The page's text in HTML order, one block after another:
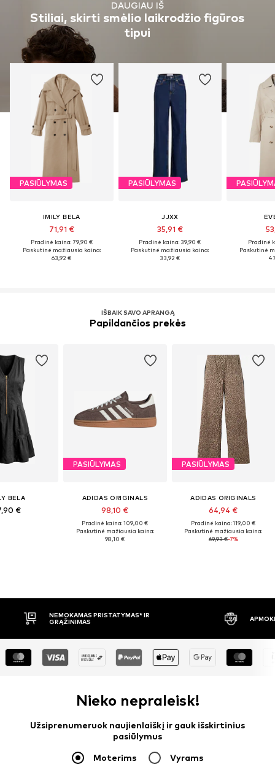
DAUGIAU IŠ
Stiliai, skirti smėlio laikrodžio figūros
tipui
PASIŪLYMAS
IMILY BELA
71,91 €
Pradinė kaina: 79,90 €
Paskutinė mažiausia kaina:
63,92 €
PASIŪLYMAS
JJXX
35,91 €
Pradinė kaina: 39,90 €
Paskutinė mažiausia kaina:
33,92 €
Pradinė
Paskutinė
IŠBAIK SAVO APRANGĄ
Papildančios prekės
BELA
€
PASIŪLYMAS
ADIDAS ORIGINALS
98,10 €
Pradinė kaina: 109,00 €
Paskutinė mažiausia kaina:
98,10 €
PASIŪLYMAS
ADIDAS ORIGINALS
64,94 €
Pradinė kaina: 119,00 €
Paskutinė mažiausia kaina:
69,93 €-7%
APMOKĖJIMAS PRISTAČIUS 30
Nieko nepraleisk!
Užsiprenumeruok naujienlaiškį ir gauk išskirtinius
pasiūlymus
Moterims Vyrams